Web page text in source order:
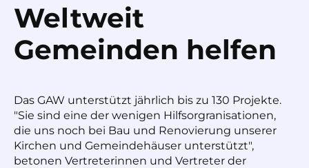
Weltweit
Gemeinden helfen
Das GAW unterstützt jährlich bis zu 130 Projekte.
"Sie sind eine der wenigen Hilfsorgranisationen,
die uns noch bei Bau und Renovierung unserer
Kirchen und Gemeindehäuser unterstützt",
betonen Vertreterinnen und Vertreter der